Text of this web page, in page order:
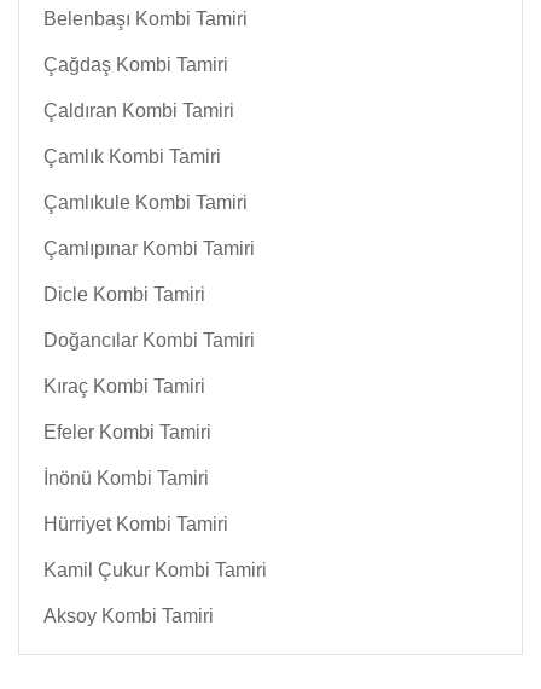
Belenbaşı Kombi Tamiri
Çağdaş Kombi Tamiri
Çaldıran Kombi Tamiri
Çamlık Kombi Tamiri
Çamlıkule Kombi Tamiri
Çamlıpınar Kombi Tamiri
Dicle Kombi Tamiri
Doğancılar Kombi Tamiri
Kıraç Kombi Tamiri
Efeler Kombi Tamiri
İnönü Kombi Tamiri
Hürriyet Kombi Tamiri
Kamil Çukur Kombi Tamiri
Aksoy Kombi Tamiri